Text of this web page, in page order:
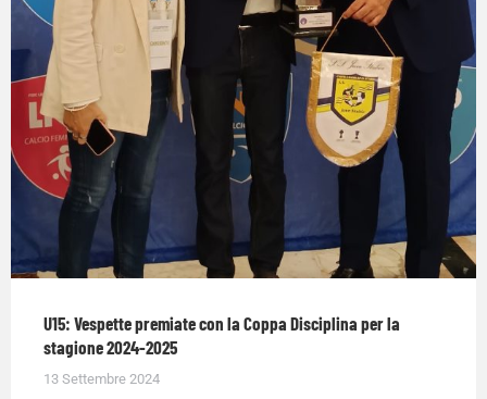
U15: Vespette premiate con la Coppa Disciplina per la
stagione 2024-2025
13 Settembre 2024